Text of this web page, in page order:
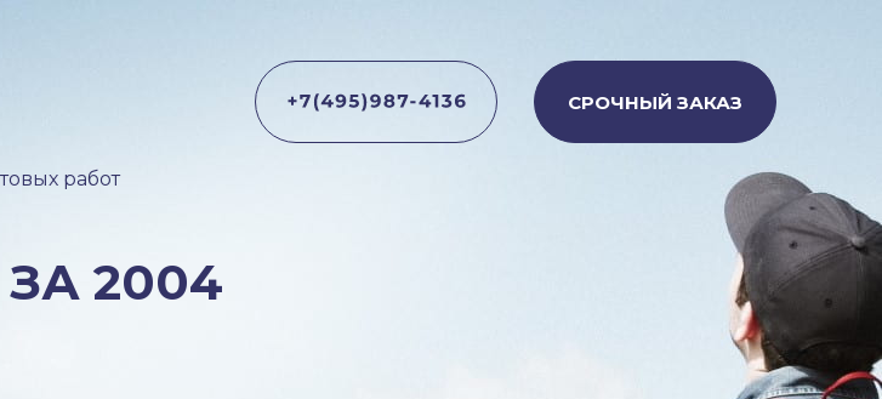
СРОЧНЫЙ ЗАКАЗ
работ
2004